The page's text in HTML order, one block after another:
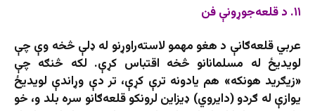
۱۱. د قلعه‌جوړونې فن
عربي قلعه‌ګانې د هغو مهمو لاسته‌راوړنو له ډلې څخه وې چې
لویدیځ له مسلمانانو څخه اقتباس کړې. لکه څنګه چې
«زیګرید هونکه» هم یادونه ترې کړې، تر دې وړاندې لویدیځ
یوازې له ګردو (دایروي) ډیزاین لرونکو قلعه‌ګانو سره بلد و، خو